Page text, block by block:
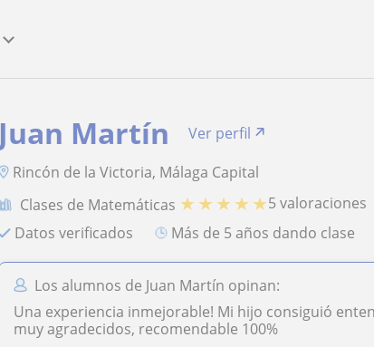
Juan Martín
Ver perfil
Rincón de la Victoria, Málaga Capital
Clases de Matemáticas ★ ★ ★ ★ ★5 valoraciones
Datos verificados
más de 5 años dando clase
Los alumnos de Juan Martín opinan:
Una experiencia inmejorable! Mi hijo consiguió
muy agradecidos, recomendable 100%